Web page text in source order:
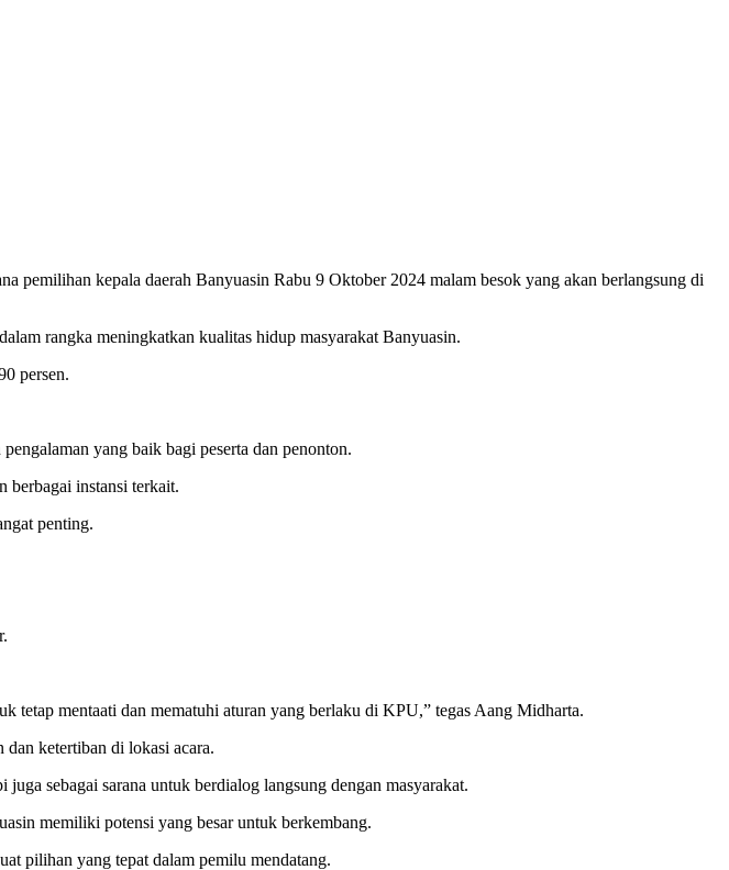
pemilihan kepala daerah Banyuasin Rabu 9 Oktober 2024 malam besok yang akan berlangsung di
rangka meningkatkan kualitas hidup masyarakat Banyuasin.
persen.
yang baik bagi peserta dan penonton.
berbagai instansi terkait.
penting.
tetap mentaati dan mematuhi aturan yang berlaku di KPU,” tegas Aang Midharta.
ketertiban di lokasi acara.
sebagai sarana untuk berdialog langsung dengan masyarakat.
memiliki potensi yang besar untuk berkembang.
pilihan yang tepat dalam pemilu mendatang.